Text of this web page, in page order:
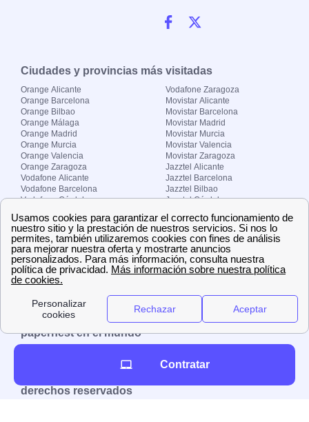
Ciudades y provincias más visitadas
Orange Alicante
Orange Barcelona
Orange Bilbao
Orange Málaga
Orange Madrid
Orange Murcia
Orange Valencia
Orange Zaragoza
Vodafone Alicante
Vodafone Barcelona
Vodafone Córdoba
Vodafone Madrid
Vodafone Murcia
Vodafone Valencia
Vodafone Zaragoza
Movistar Alicante
Movistar Barcelona
Movistar Madrid
Movistar Murcia
Movistar Valencia
Movistar Zaragoza
Jazztel Alicante
Jazztel Barcelona
Jazztel Bilbao
Jazztel Córdoba
Jazztel Málaga
Jazztel Valencia
Jazztel Zaragoza
Sobre Zona-internet.com
¿Quiénes somos?
El grupo papernest
Aviso legal Nuestras ofertas de trabajo
papernest en el mundo
Reino Unido
derechos reservados
Contratar